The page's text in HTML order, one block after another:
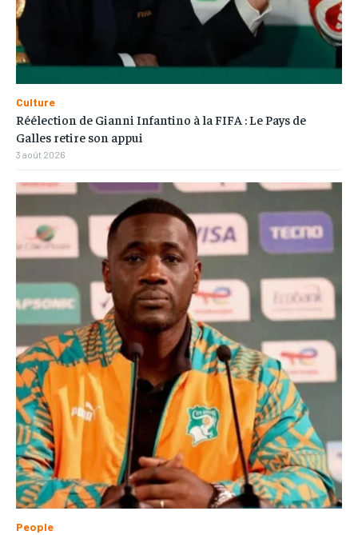
Culture
Réélection de Gianni Infantino à la FIFA : Le Pays de
Galles retire son appui
3 août 2026
People